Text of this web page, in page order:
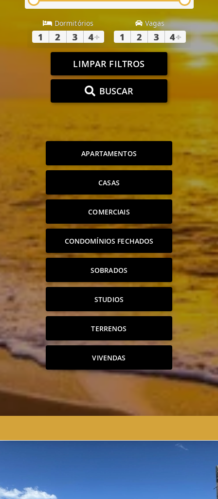
Dormitórios
1 2 3 4+
Vagas
1 2 3 4+
LIMPAR FILTROS
BUSCAR
APARTAMENTOS
CASAS
COMERCIAIS
CONDOMÍNIOS FECHADOS
SOBRADOS
STUDIOS
TERRENOS
VIVENDAS